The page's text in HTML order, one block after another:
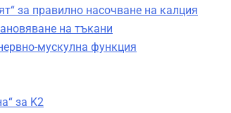
за правилно насочване на калция
на тъкани
мускулна функция
за K2